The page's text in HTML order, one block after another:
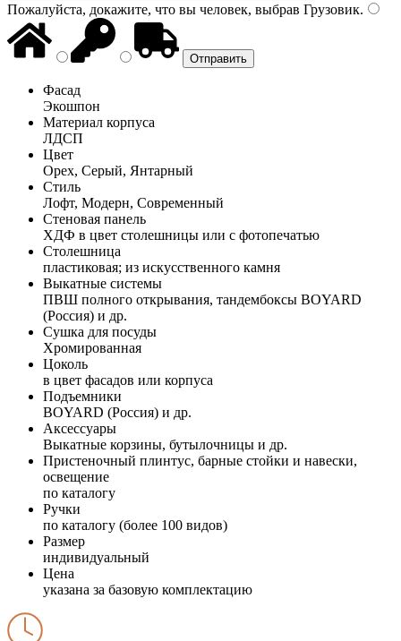
Пожалуйста, докажите, что вы человек, выбрав Грузовик.
Фасад
Экошпон
Материал корпуса
ЛДСП
Цвет
Орех, Серый, Янтарный
Стиль
Лофт, Модерн, Современный
Стеновая панель
ХДФ в цвет столешницы или с фотопечатью
Столешница
пластиковая; из искусственного камня
Выкатные системы
ПВШ полного открывания, тандембоксы BOYARD
(Россия) и др.
Сушка для посуды
Хромированная
Цоколь
в цвет фасадов или корпуса
Подъемники
BOYARD (Россия) и др.
Аксессуары
Выкатные корзины, бутылочницы и др.
Пристеночный плинтус, барные стойки и навески,
освещение
по каталогу
Ручки
по каталогу (более 100 видов)
Размер
индивидуальный
Цена
указана за базовую комплектацию